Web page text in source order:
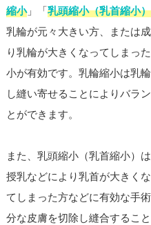
縮小」「乳頭縮小（乳首縮小）
乳輪が元々大きい方、または
り乳輪が大きくなってしまっ
小が有効です。乳輪縮小は乳
し縫い寄せることによりバラ
とができます。
また、乳頭縮小（乳首縮小）
授乳などにより乳首が大きく
てしまった方などに有効な手
分な皮膚を切除し縫合するこ